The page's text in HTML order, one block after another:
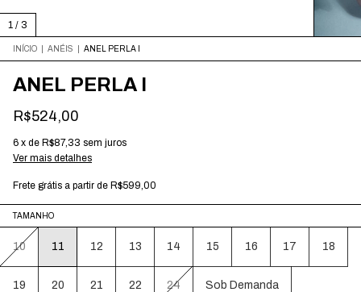
1 / 3
INÍCIO ANÉIS ANEL PERLA I
ANEL PERLA I
R$524,00
6 x de R$87,33 sem juros
Ver mais detalhes
Frete grátis a partir de R$599,00
TAMANHO
10 11 12 13 14 15 16 17 18
19 20 21 22 24 Sob Demanda